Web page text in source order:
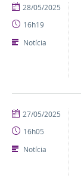
publicado
28/05/2025
16h19
Notícia
publicado
27/05/2025
16h05
Notícia